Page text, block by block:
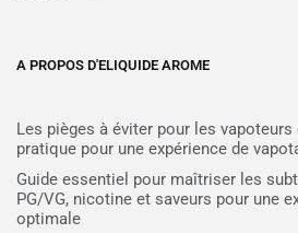
A PROPOS D'ELIQUIDE AROME
Les pièges à éviter pour les
pratique pour une expérience de
Guide essentiel pour maîtriser les
PG/VG, nicotine et saveurs pour une
optimale